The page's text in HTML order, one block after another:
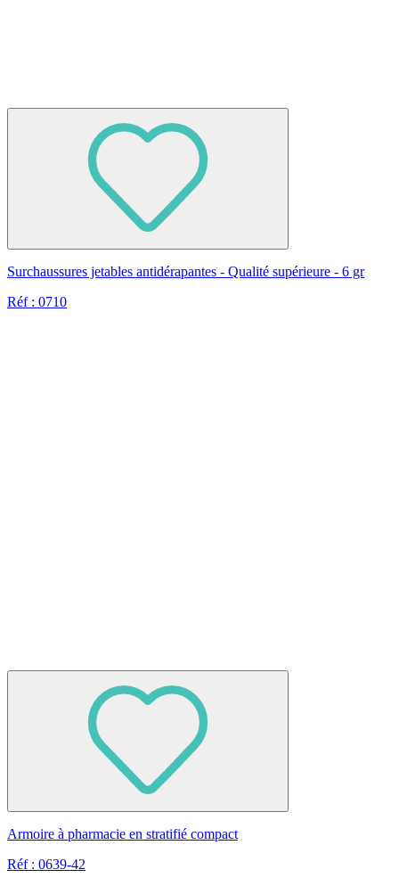
Surchaussures jetables antidérapantes - Qualité supérieure - 6 gr
Réf : 0710
Armoire à pharmacie en stratifié compact
Réf : 0639-42